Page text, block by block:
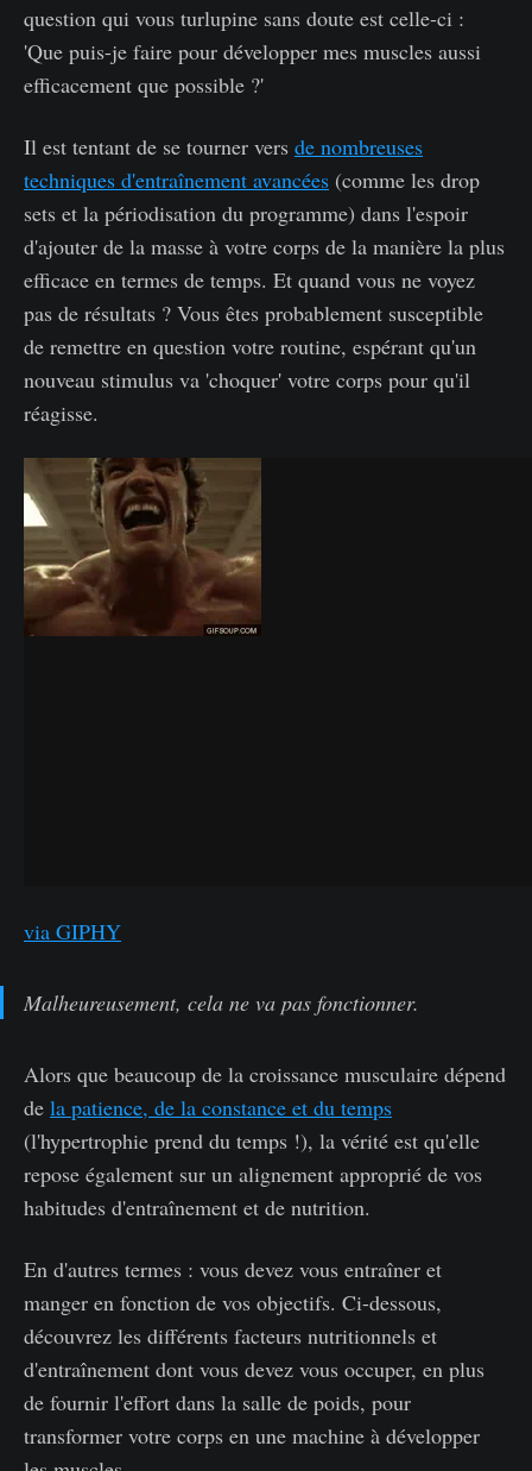
question qui vous turlupine sans doute est celle-ci :
'Que puis-je faire pour développer mes muscles aussi
efficacement que possible ?'
Il est tentant de se tourner vers de nombreuses
techniques d'entraînement avancées (comme les drop
sets et la périodisation du programme) dans l'espoir
d'ajouter de la masse à votre corps de la manière la plus
efficace en termes de temps. Et quand vous ne voyez
pas de résultats ? Vous êtes probablement susceptible
de remettre en question votre routine, espérant qu'un
nouveau stimulus va 'choquer' votre corps pour qu'il
réagisse.
via GIPHY
Malheureusement, cela ne va pas fonctionner.
Alors que beaucoup de la croissance musculaire dépend
de la patience, de la constance et du temps
(l'hypertrophie prend du temps !), la vérité est qu'elle
repose également sur un alignement approprié de vos
habitudes d'entraînement et de nutrition.
En d'autres termes : vous devez vous entraîner et
manger en fonction de vos objectifs. Ci-dessous,
découvrez les différents facteurs nutritionnels et
d'entraînement dont vous devez vous occuper, en plus
de fournir l'effort dans la salle de poids, pour
transformer votre corps en une machine à développer